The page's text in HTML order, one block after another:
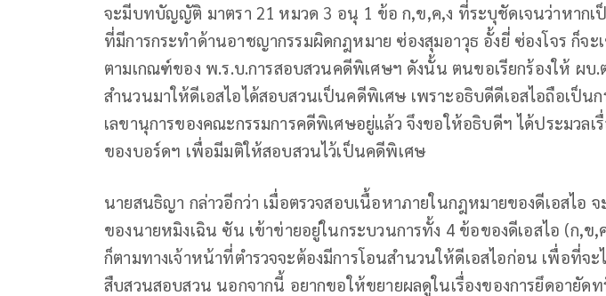
จะมีบทบัญญัติ มาตรา 21 หมวด 3 อนุ 1 ข้อ ก,ข,ค,ง ที่ระบุชัดเจนว่าหากเ
ที่มีการกระทำด้านอาชญากรรมผิดกฎหมาย ซ่องสุมอาวุธ อั้งยี่ ซ่องโจร ก็จ
ตามเกณฑ์ของ พ.ร.บ.การสอบสวนคดีพิเศษฯ ดังนั้น ตนขอเรียกร้องให้ ผบ.
สำนวนมาให้ดีเอสไอได้สอบสวนเป็นคดีพิเศษ เพราะอธิบดีดีเอสไอถือเป็นก
เลขานุการของคณะกรรมการคดีพิเศษอยู่แล้ว จึงขอให้อธิบดีฯ ได้ประมวลเ
ของบอร์ดฯ เพื่อมีมติให้สอบสวนไว้เป็นคดีพิเศษ
นายสนธิญา กล่าวอีกว่า เมื่อตรวจสอบเนื้อหาภายในกฎหมายของดีเอสไอ
ของนายหมิงเฉิน ซัน เข้าข่ายอยู่ในกระบวนการทั้ง 4 ข้อของดีเอสไอ (ก,ข,
ก็ตามทางเจ้าหน้าที่ตำรวจจะต้องมีการโอนสำนวนให้ดีเอสไอก่อน เพื่อที่จะ
สืบสวนสอบสวน นอกจากนี้ อยากขอให้ขยายผลดูในเรื่องของการยึดอายัด